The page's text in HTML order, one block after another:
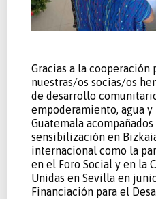
Gracias a la cooperación
nuestras/os socias/os
de desarrollo
empoderamiento, agua
Guatemala
sensibilización en
internacional como la
en el Foro Social y en la
Unidas en Sevilla en
Financiación para el